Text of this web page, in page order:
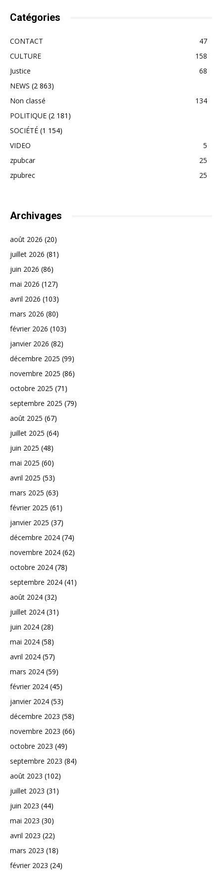
Catégories
CONTACT
47
CULTURE
158
Justice
68
NEWS (2 863)
Non classé
134
POLITIQUE (2 181)
SOCIÉTÉ (1 154)
VIDEO
5
zpubcar
25
zpubrec
25
Archivages
août 2026 (20)
juillet 2026 (81)
juin 2026 (86)
mai 2026 (127)
avril 2026 (103)
mars 2026 (80)
février 2026 (103)
janvier 2026 (82)
décembre 2025 (99)
novembre 2025 (86)
octobre 2025 (71)
septembre 2025 (79)
août 2025 (67)
juillet 2025 (64)
juin 2025 (48)
mai 2025 (60)
avril 2025 (53)
mars 2025 (63)
février 2025 (61)
janvier 2025 (37)
décembre 2024 (74)
novembre 2024 (62)
octobre 2024 (78)
septembre 2024 (41)
août 2024 (32)
juillet 2024 (31)
juin 2024 (28)
mai 2024 (58)
avril 2024 (57)
mars 2024 (59)
février 2024 (45)
janvier 2024 (53)
décembre 2023 (58)
novembre 2023 (66)
octobre 2023 (49)
septembre 2023 (84)
août 2023 (102)
juillet 2023 (31)
juin 2023 (44)
mai 2023 (30)
avril 2023 (22)
mars 2023 (18)
février 2023 (24)